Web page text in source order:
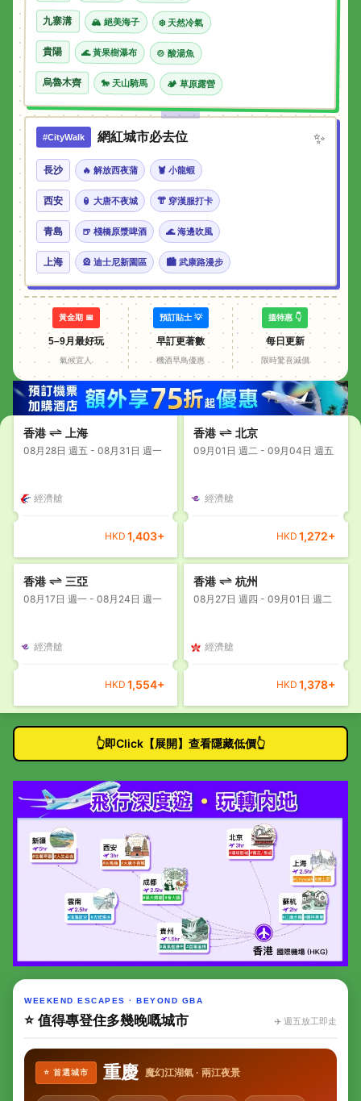
九寨溝 🏔 絕美海子 ❄️ 天然冷氣
貴陽 🌊 黃果樹瀑布 🍲 酸湯魚
烏魯木齊 🐎 天山騎馬 🏕 草原露營
#CityWalk 網紅城市必去位 ✨
長沙 🔥 解放西夜蒲 🦞 小龍蝦
西安 🏮 大唐不夜城 👘 穿漢服打卡
青島 🍺 棧橋原漿啤酒 🌊 海邊吹風
上海 🎡 迪士尼新園區 🏙 武康路漫步
黃金期 📅
5–9月最好玩
氣候宜人
預訂貼士 💡
早訂更著數
機酒早鳥優惠
搵特惠 👇
每日更新
限時驚喜減價
香港 上海
08月28日 週五 - 08月31日 週一
經濟艙
HKD 1,403+
香港 北京
09月01日 週二 - 09月04日 週五
經濟艙
HKD 1,272+
香港 三亞
08月17日 週一 - 08月24日 週一
經濟艙
HKD 1,554+
香港 杭州
08月27日 週四 - 09月01日 週二
經濟艙
HKD 1,378+
👆即Click【展開】查看隱藏低價👆
WEEKEND ESCAPES · BEYOND GBA
⭐ 值得專登住多幾晚嘅城市 ✈️ 週五放工即走
⭐ 首選城市 重慶 魔幻江湖氣 · 兩江夜景